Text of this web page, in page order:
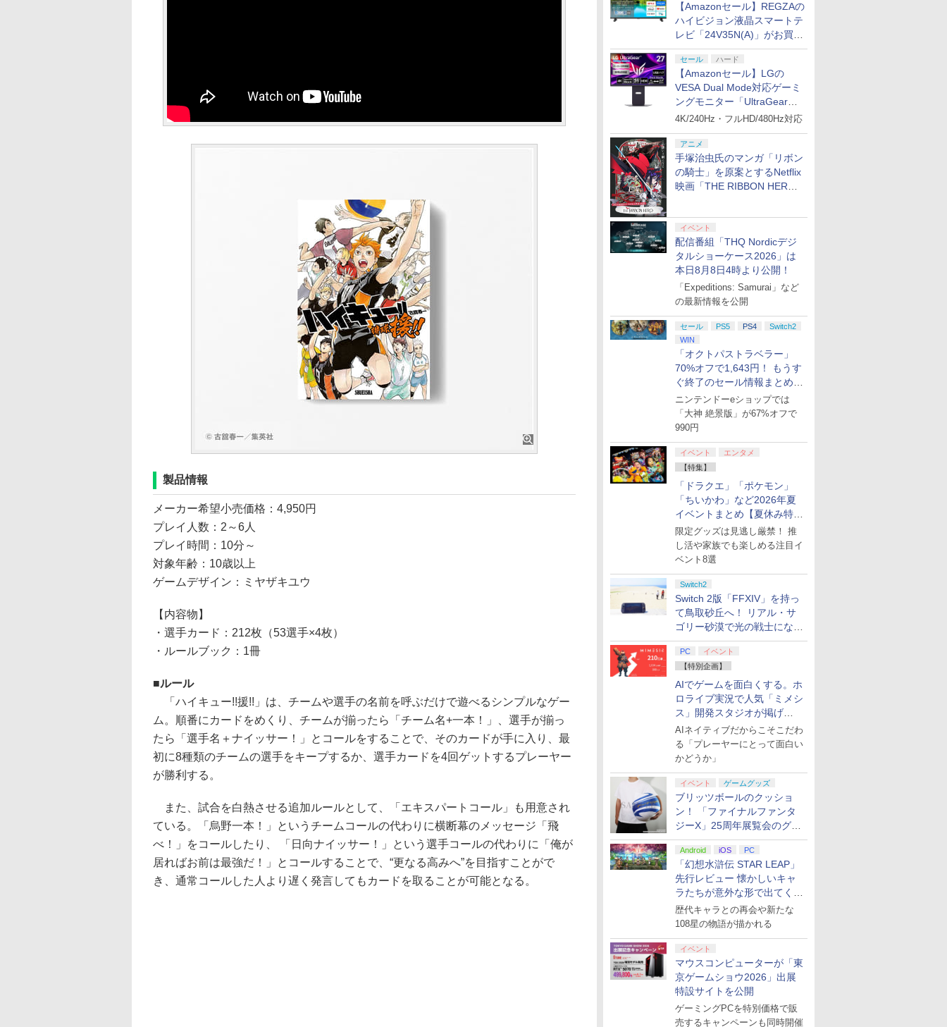
【Amazonセール】REGZAの
ハイビジョン液晶スマートテ
レビ「24V35N(A)」がお買い
得！
セール ハード
【Amazonセール】LGの
VESA Dual Mode対応ゲーミ
ングモニター「UltraGear
27G850A-B」がお買い得！
4K/240Hz・フルHD/480Hz対応
アニメ
手塚治虫氏のマンガ「リボン
の騎士」を原案とするNetflix
映画「THE RIBBON HERO
イベント
配信番組「THQ Nordicデジ
タルショーケース2026」は
本日8月8日4時より公開！
「Expeditions: Samurai」など
の最新情報を公開
セール PS5 PS4
Switch2
WIN
「オクトパストラベラー」
70%オフで1,643円！ もうす
ぐ終了のセール情報まとめ
【8月8日更新】
ニンテンドーeショップでは
「大神 絶景版」が67%オフで
990円
イベント
エンタメ
【特集】
「ドラクエ」「ポケモン」
「ちいかわ」など2026年夏
イベントまとめ【夏休み特
集】
限定グッズは見逃し厳禁！ 推
し活や家族でも楽しめる注目イ
ベント8選
Switch2
Switch 2版「FFXIV」を持っ
て鳥取砂丘へ！ リアル・サ
ゴリー砂漠で光の戦士になっ
てみた
PC
イベント
【特別企画】
AIでゲームを面白くする。ホ
ロライブ実況で人気「ミメシ
ス」開発スタジオが掲げ
る“AI活用の信念”とは？【講
演レポート】
AIネイティブだからこそこだわ
る「プレーヤーにとって面白い
かどうか」
イベント ゲームグッズ
ブリッツボールのクッショ
ン！ 「ファイナルファンタ
ジーX」25周年展覧会のグッ
ズ情報が公開
Android iOS PC
「幻想水滸伝 STAR LEAP」
先行レビュー 懐かしいキャ
ラたちが意外な形で出てくる
シリーズ完全新作！
歴代キャラとの再会や新たな
108星の物語が描かれる
イベント
マウスコンピューターが「東
京ゲームショウ2026」出展
特設サイトを公開
ゲーミングPCを特別価格で販
売するキャンペーンも同時開催
製品情報
メーカー希望小売価格：4,950円
プレイ人数：2～6人
プレイ時間：10分～
対象年齢：10歳以上
ゲームデザイン：ミヤザキユウ
【内容物】
・選手カード：212枚（53選手×4枚）
・ルールブック：1冊
ルール
「ハイキュー!!援!!」は、チームや選手の名前を呼ぶだけで遊べるシンプルなゲー
ム。順番にカードをめくり、チームが揃ったら「チーム名+一本！」、選手が揃っ
たら「選手名＋ナイッサー！」とコールをすることで、そのカードが手に入り、最
初に8種類のチームの選手をキープするか、選手カードを4回ゲットするプレーヤー
が勝利する。
また、試合を白熱させる追加ルールとして、「エキスパートコール」も用意され
ている。「烏野一本！」というチームコールの代わりに横断幕のメッセージ「飛
べ！」をコールしたり、 「日向ナイッサー！」という選手コールの代わりに「俺が
居ればお前は最強だ！」とコールすることで、“更なる高みへ”を目指すことがで
き、通常コールした人より遅く発言してもカードを取ることが可能となる。